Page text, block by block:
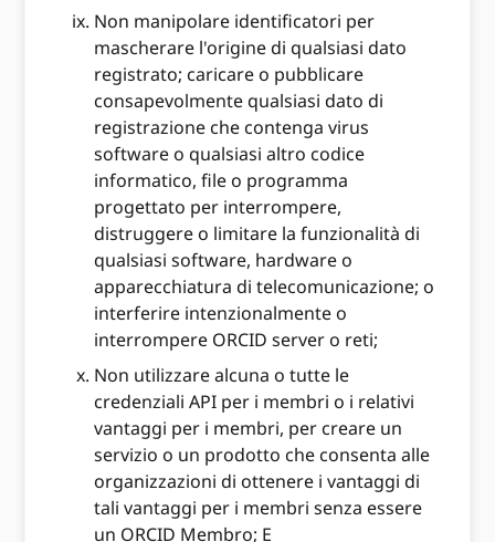
Non manipolare identificatori per
mascherare l'origine di qualsiasi dato
registrato; caricare o pubblicare
consapevolmente qualsiasi dato di
registrazione che contenga virus
software o qualsiasi altro codice
informatico, file o programma
progettato per interrompere,
distruggere o limitare la funzionalità di
qualsiasi software, hardware o
apparecchiatura di telecomunicazione; o
interferire intenzionalmente o
interrompere ORCID server o reti;
Non utilizzare alcuna o tutte le
credenziali API per i membri o i relativi
vantaggi per i membri, per creare un
servizio o un prodotto che consenta alle
organizzazioni di ottenere i vantaggi di
tali vantaggi per i membri senza essere
un ORCID Membro; E